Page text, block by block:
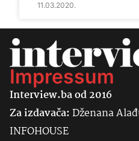
11.03.2020.
Impressum
Interview.ba od 2016
Za izdavača:Dženana
INFOHOUSE